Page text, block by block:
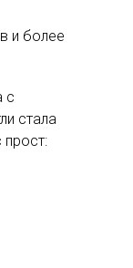
и более
с
стала